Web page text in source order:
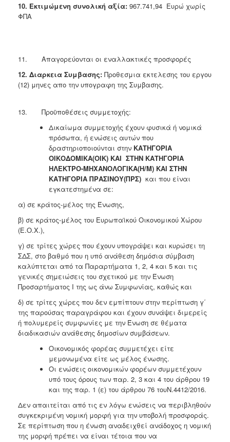
10. Εκτιμώμενη συνολική αξία: 967.741,94 Ευρώ χωρίς
ΦΠΑ
11. Απαγορεύονται οι εναλλακτικές προσφορές
12. Διαρκεια Συμβασης: Προθεσμια εκτελεσης του εργου
(12) μηνες απο την υπογραφη της Συμβασης.
13. Προϋποθέσεις συμμετοχής:
Δικαίωμα συμμετοχής έχουν φυσικά ή νομικά
πρόσωπα, ή ενώσεις αυτών που
δραστηριοποιούνται στην ΚΑΤΗΓΟΡΙΑ
ΟΙΚΟΔΟΜΙΚΑ(ΟΙΚ) ΚΑΙ ΣΤΗΝ ΚΑΤΗΓΟΡΙΑ
ΗΛΕΚΤΡΟ-ΜΗΧΑΝΟΛΟΓΙΚΑ(Η/Μ) ΚΑΙ ΣΤΗΝ
ΚΑΤΗΓΟΡΙΑ ΠΡΑΣΙΝΟΥ(ΠΡΣ) και που είναι
εγκατεστημένα σε:
α) σε κράτος-μέλος της Ένωσης,
β) σε κράτος-μέλος του Ευρωπαϊκού Οικονομικού Χώρου
(Ε.Ο.Χ.),
γ) σε τρίτες χώρες που έχουν υπογράψει και κυρώσει τη
ΣΔΣ, στο βαθμό που η υπό ανάθεση δημόσια σύμβαση
καλύπτεται από τα Παραρτήματα 1, 2, 4 και 5 και τις
γενικές σημειώσεις του σχετικού με την Ένωση
Προσαρτήματος I της ως άνω Συμφωνίας, καθώς και
δ) σε τρίτες χώρες που δεν εμπίπτουν στην περίπτωση γ΄
της παρούσας παραγράφου και έχουν συνάψει διμερείς
ή πολυμερείς συμφωνίες με την Ένωση σε θέματα
διαδικασιών ανάθεσης δημοσίων συμβάσεων.
Οικονομικός φορέας συμμετέχει είτε
μεμονωμένα είτε ως μέλος ένωσης.
Οι ενώσεις οικονομικών φορέων συμμετέχουν
υπό τους όρους των παρ. 2, 3 και 4 του άρθρου 19
και της παρ. 1 (ε) του άρθρου 76 τουΝ.4412/2016.
Δεν απαιτείται από τις εν λόγω ενώσεις να περιβληθούν
συγκεκριμένη νομική μορφή για την υποβολή προσφοράς.
Σε περίπτωση που η ένωση αναδειχθεί ανάδοχος η νομική
της μορφή πρέπει να είναι τέτοια που να